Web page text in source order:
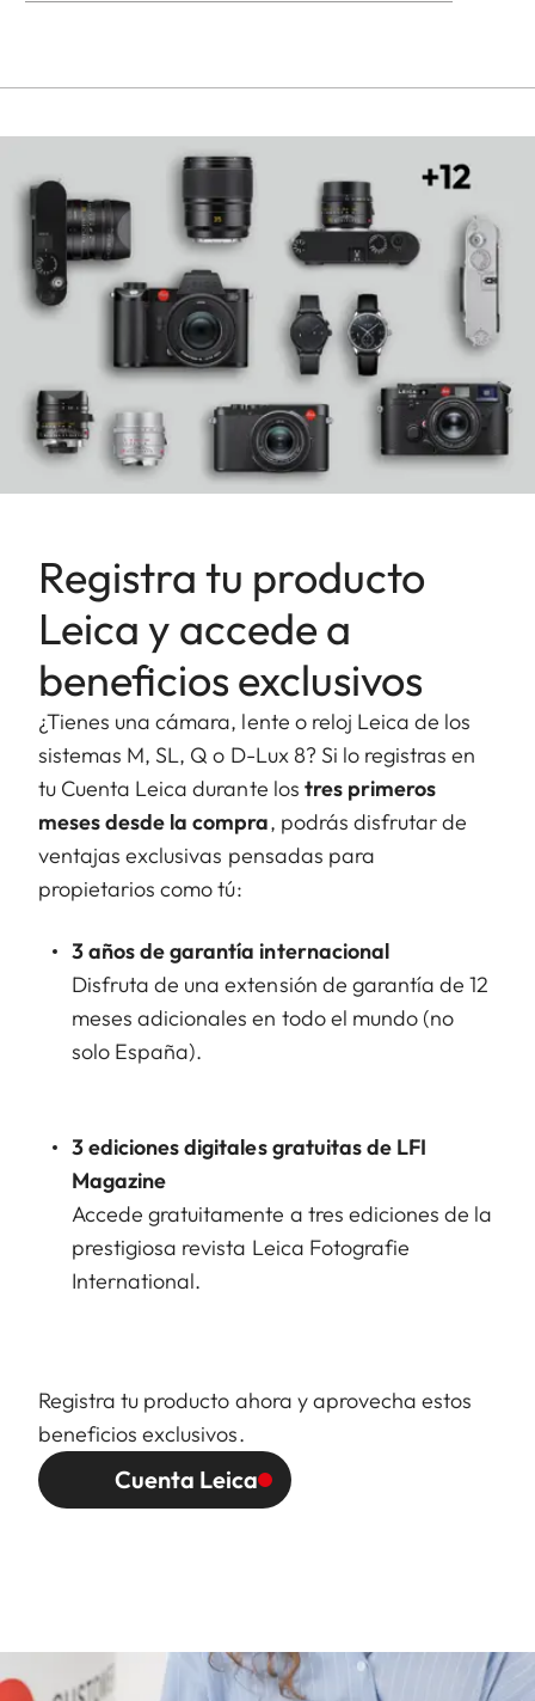
Registra tu producto
Leica y accede a
beneficios exclusivos
¿Tienes una cámara, lente o reloj Leica de los
sistemas M, SL, Q o D-Lux 8? Si lo registras en
tu Cuenta Leica durante los tres primeros
meses desde la compra, podrás disfrutar de
ventajas exclusivas pensadas para
propietarios como tú:
3 años de garantía internacional
Disfruta de una extensión de garantía de 12
meses adicionales en todo el mundo (no
solo España).
3 ediciones digitales gratuitas de LFI
Magazine
Accede gratuitamente a tres ediciones de la
prestigiosa revista Leica Fotografie
International.
Registra tu producto ahora y aprovecha estos
beneficios exclusivos.
Cuenta Leica